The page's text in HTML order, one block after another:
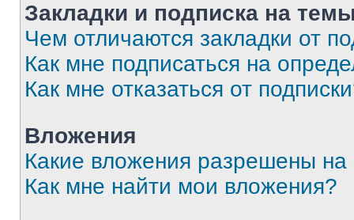
Закладки и подписка на
Чем отличаются закладки от
Как мне подписаться на
Как мне отказаться от
Вложения
Какие вложения разрешены
Как мне найти мои вложения?